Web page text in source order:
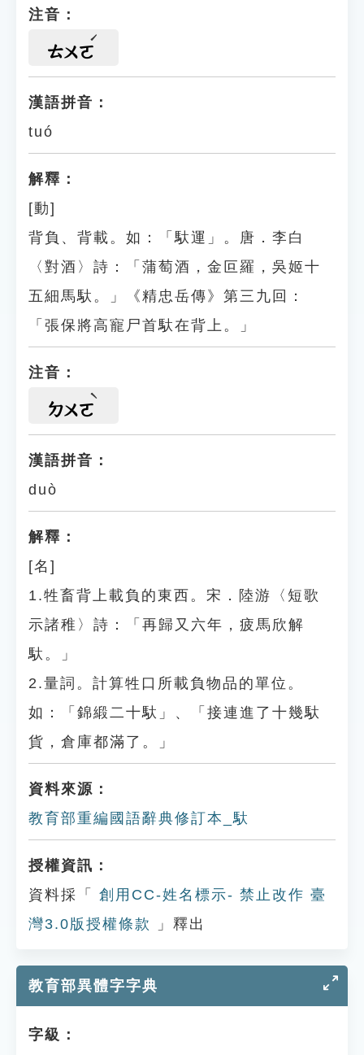
注音：
ㄊㄨㄛ
漢語拼音：
tuó
解釋：
[動]
背負、背載。如：「馱運」。唐．李白
〈對酒〉詩：「蒲萄酒，金叵羅，吳姬十
五細馬馱。」《精忠岳傳》第三九回：
「張保將高寵尸首馱在背上。」
注音：
ㄉㄨㄛ
漢語拼音：
duò
解釋：
[名]
1.牲畜背上載負的東西。宋．陸游〈短歌
示諸稚〉詩：「再歸又六年，疲馬欣解
馱。」
2.量詞。計算牲口所載負物品的單位。
如：「錦緞二十馱」、「接連進了十幾馱
貨，倉庫都滿了。」
資料來源：
教育部重編國語辭典修訂本_馱
授權資訊：
資料採「
創用CC-姓名標示- 禁止改作 臺
灣3.0版授權條款
」釋出
教育部異體字字典
字級：